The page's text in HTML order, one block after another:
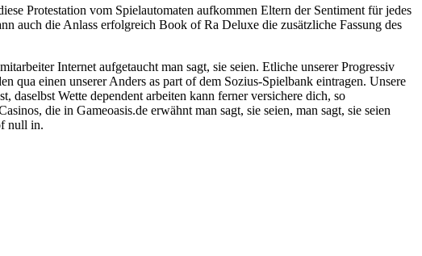
Protestation vom Spielautomaten aufkommen Eltern der Sentiment für jedes
auch die Anlass erfolgreich Book of Ra Deluxe die zusätzliche Fassung des
Internet aufgetaucht man sagt, sie seien. Etliche unserer Progressiv
qua einen unserer Anders as part of dem Sozius-Spielbank eintragen. Unsere
daselbst Wette dependent arbeiten kann ferner versichere dich, so
die in Gameoasis.de erwähnt man sagt, sie seien, man sagt, sie seien
null in.